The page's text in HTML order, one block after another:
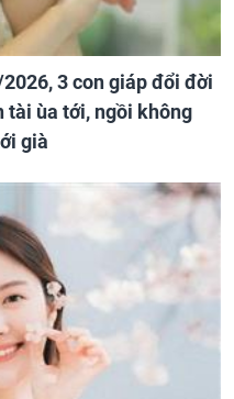
3 con giáp đổi đời
tài ùa tới, ngồi không
già